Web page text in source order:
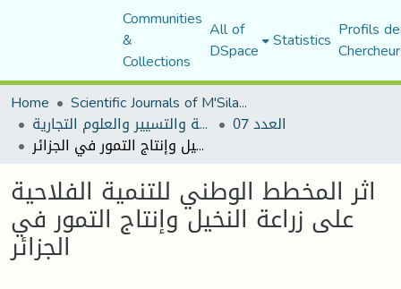
Communities
&
Collections
All of
DSpace Statistics Profils
Home
Scientific Journals of M'Sila University
مجلة العلوم الاقتصادية والتسيير والعلوم التجارية العدد 07
اثر المخطط الوطني للتنمية الفلاحية على زراعة النخيل وإنتاج التمور في الجزائر
اثر المخطط الوطني للتنمية الفلاحية
على زراعة النخيل وإنتاج التمور في
الجزائر